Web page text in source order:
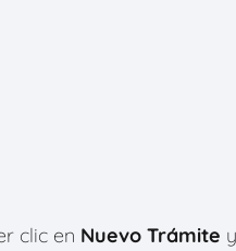
clic en Nuevo Trámite y